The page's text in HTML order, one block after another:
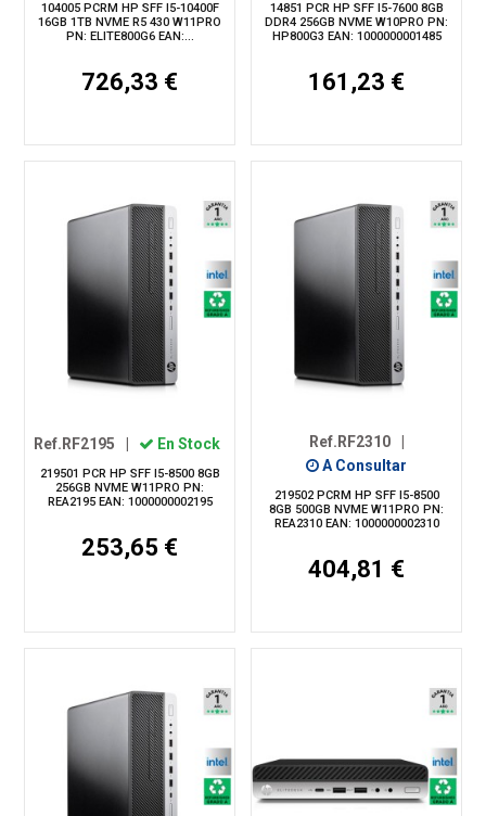
104005 PCRM HP SFF I5-10400F
16GB 1TB NVME R5 430 W11PRO
PN: ELITE800G6 EAN:...
726,33 €
14851 PCR HP SFF I5-7600 8GB
DDR4 256GB NVME W10PRO PN:
HP800G3 EAN: 1000000001485
161,23 €
Ref.RF2195 En Stock
219501 PCR HP SFF I5-8500 8GB
256GB NVME W11PRO PN:
REA2195 EAN: 1000000002195
253,65 €
Ref.RF2310
A Consultar
219502 PCRM HP SFF I5-8500
8GB 500GB NVME W11PRO PN:
REA2310 EAN: 1000000002310
404,81 €